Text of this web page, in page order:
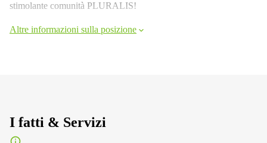
stimolante comunità PLURALIS!
Altre informazioni sulla posizione
I fatti & Servizi